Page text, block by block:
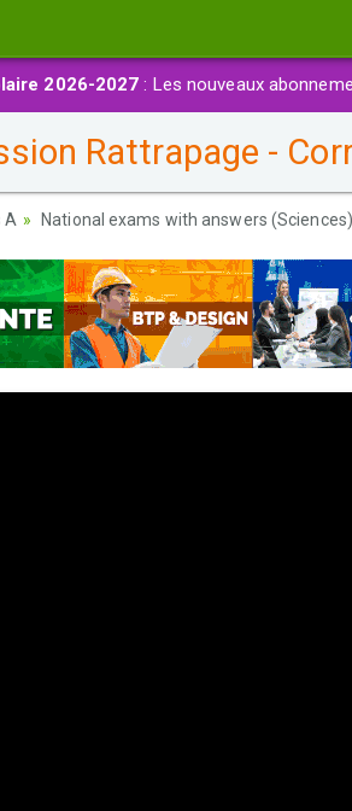
2026-2027 : Les nouveaux
Rattrapage -
A National exams with answers (Sciences)